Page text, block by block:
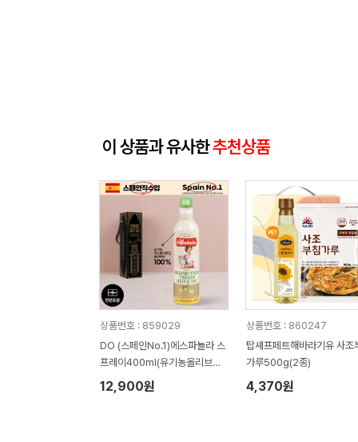
이 상품과 유사한추천상품
상품번호 : 859029
DO (스페인No.1)에스파뇰라 스
프레이400ml(유기농올리브유)
1P
12,900원
상품번호 : 860247
탑셰프페트해바라기유 사조
가루500g(2종)
4,370원